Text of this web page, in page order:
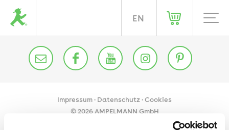
EN
Impressum Datenschutz Cookies
© 2026 AMPELMANN GmbH